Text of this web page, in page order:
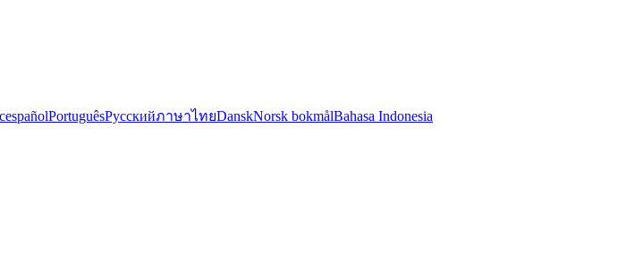
españolPortuguêsРусскийภาษาไทยDanskNorsk bokmålBahasa Indonesia